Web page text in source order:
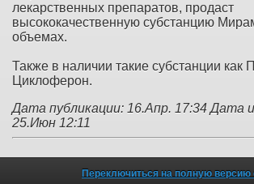
лекарственных препаратов, продаст
высококачественную субстанцию
объемах.
Также в наличии такие субстанции как
Циклоферон.
Дата публикации: 16.Апр. 17:34 Дата
25.Июн 12:11
Переключиться на полную версию